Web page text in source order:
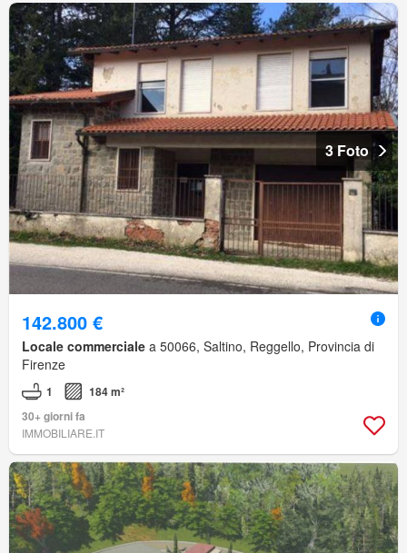
3 Foto
142.800 €
Locale commerciale a 50066, Saltino, Reggello, Provincia di
Firenze
1
184 m²
30+ giorni fa
IMMOBILIARE.IT